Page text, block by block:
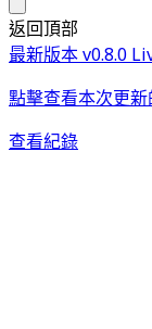
返回頂部
最新版本 v0.8.0
點擊查看本次更
查看紀錄